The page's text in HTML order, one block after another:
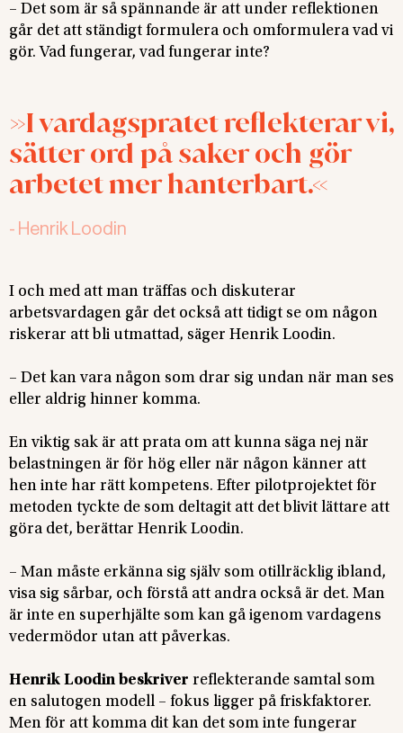
– Det som är så spännande är att under reflektionen
går det att ständigt formulera och omformulera vad vi
gör. Vad fungerar, vad fungerar inte?
I vardagspratet reflekterar vi,
sätter ord på saker och gör
arbetet mer hanterbart.
- Henrik Loodin
I och med att man träffas och diskuterar
arbetsvardagen går det också att tidigt se om någon
riskerar att bli utmattad, säger Henrik Loodin.
– Det kan vara någon som drar sig undan när man ses
eller aldrig hinner komma.
En viktig sak är att prata om att kunna säga nej när
belastningen är för hög eller när någon känner att
hen inte har rätt kompetens. Efter pilotprojektet för
metoden tyckte de som deltagit att det blivit lättare att
göra det, berättar Henrik Loodin.
– Man måste erkänna sig själv som otillräcklig ibland,
visa sig sårbar, och förstå att andra också är det. Man
är inte en superhjälte som kan gå igenom vardagens
vedermödor utan att påverkas.
Henrik Loodin beskriver reflekterande samtal som
en salutogen modell – fokus ligger på friskfaktorer.
Men för att komma dit kan det som inte fungerar